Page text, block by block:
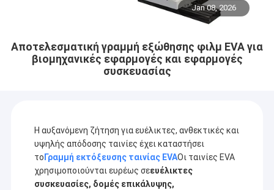
Jan 08, 2026
Αποτελεσματική γραμμή εξώθησης φιλμ EVA για
βιομηχανικές εφαρμογές και εφαρμογές
συσκευασίας
Η αυξανόμενη ζήτηση για ευέλικτες, ανθεκτικές και
υψηλής απόδοσης ταινίες έχει καταστήσει
το Γραμμή εκτόξευσης ταινίας EVAΟι ταινίες EVA
χρησιμοποιούνται ευρέως σεευέλικτες
συσκευασίες, δομές επικάλυψης,